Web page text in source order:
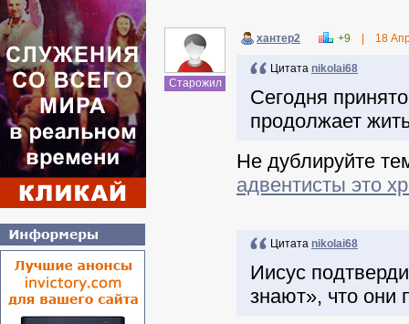
Старожил
хантер2 +9 18
Цитата nikolai68
Сегодня
продолжает
Не дублируйте
адвентисты это
Цитата nikolai68
Иисус
знают», что